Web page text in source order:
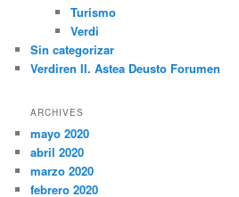
Turismo
Verdi
Sin categorizar
Verdiren II. Astea Deusto Forumen
ARCHIVES
mayo 2020
abril 2020
marzo 2020
febrero 2020